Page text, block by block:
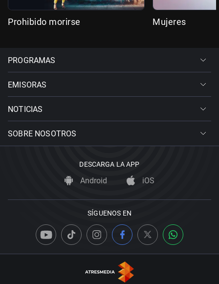
Prohibido morirse Mujeres
PROGRAMAS
EMISORAS
NOTICIAS
SOBRE NOSOTROS
DESCARGA LA APP
Android iOS
SÍGUENOS EN